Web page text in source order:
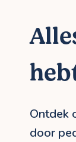
Ontdek
door